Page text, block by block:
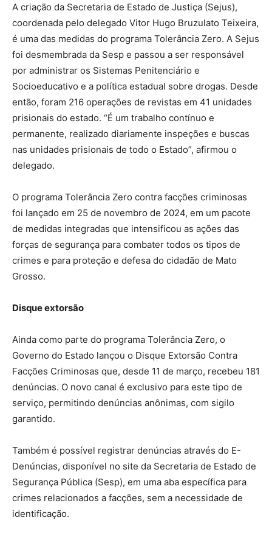
A criação da Secretaria de Estado de Justiça (Sejus),
coordenada pelo delegado Vitor Hugo Bruzulato Teixeira,
é uma das medidas do programa Tolerância Zero. A Sejus
foi desmembrada da Sesp e passou a ser responsável
por administrar os Sistemas Penitenciário e
Socioeducativo e a política estadual sobre drogas. Desde
então, foram 216 operações de revistas em 41 unidades
prisionais do estado. “É um trabalho contínuo e
permanente, realizado diariamente inspeções e buscas
nas unidades prisionais de todo o Estado”, afirmou o
delegado.
O programa Tolerância Zero contra facções criminosas
foi lançado em 25 de novembro de 2024, em um pacote
de medidas integradas que intensificou as ações das
forças de segurança para combater todos os tipos de
crimes e para proteção e defesa do cidadão de Mato
Grosso.
Disque extorsão
Ainda como parte do programa Tolerância Zero, o
Governo do Estado lançou o Disque Extorsão Contra
Facções Criminosas que, desde 11 de março, recebeu 181
denúncias. O novo canal é exclusivo para este tipo de
serviço, permitindo denúncias anônimas, com sigilo
garantido.
Também é possível registrar denúncias através do E-
Denúncias, disponível no site da Secretaria de Estado de
Segurança Pública (Sesp), em uma aba específica para
crimes relacionados a facções, sem a necessidade de
identificação.